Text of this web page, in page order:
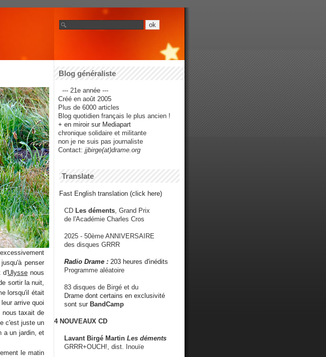
penser
d'Ulysse nous
sortir la nuit,
lorsqu'il était
arrive quoi
nous taxait de
c'est juste un
a un jardin, et
le matin
Blog généraliste
--- 21e année ---
Créé en août 2005
Plus de 6000 articles
Blog quotidien français le plus ancien !
+ en miroir sur Mediapart
chronique solidaire et militante
non je ne suis pas journaliste
Contact: jjbirge(at)drame.org
Translate
Fast English translation (click here)
CD Les déments , Grand Prix
de l'Académie Charles Cros
2025 - 50ème ANNIVERSAIRE
des disques GRRR
Radio Drame : 203 heures d'inédits
Programme aléatoire
83 disques de Birgé et du
Drame dont certains en exclusivité
sont sur BandCamp
4 NOUVEAUX CD
Lavant Birgé Martin Les déments
GRRR+OUCH!, dist. Inouïe